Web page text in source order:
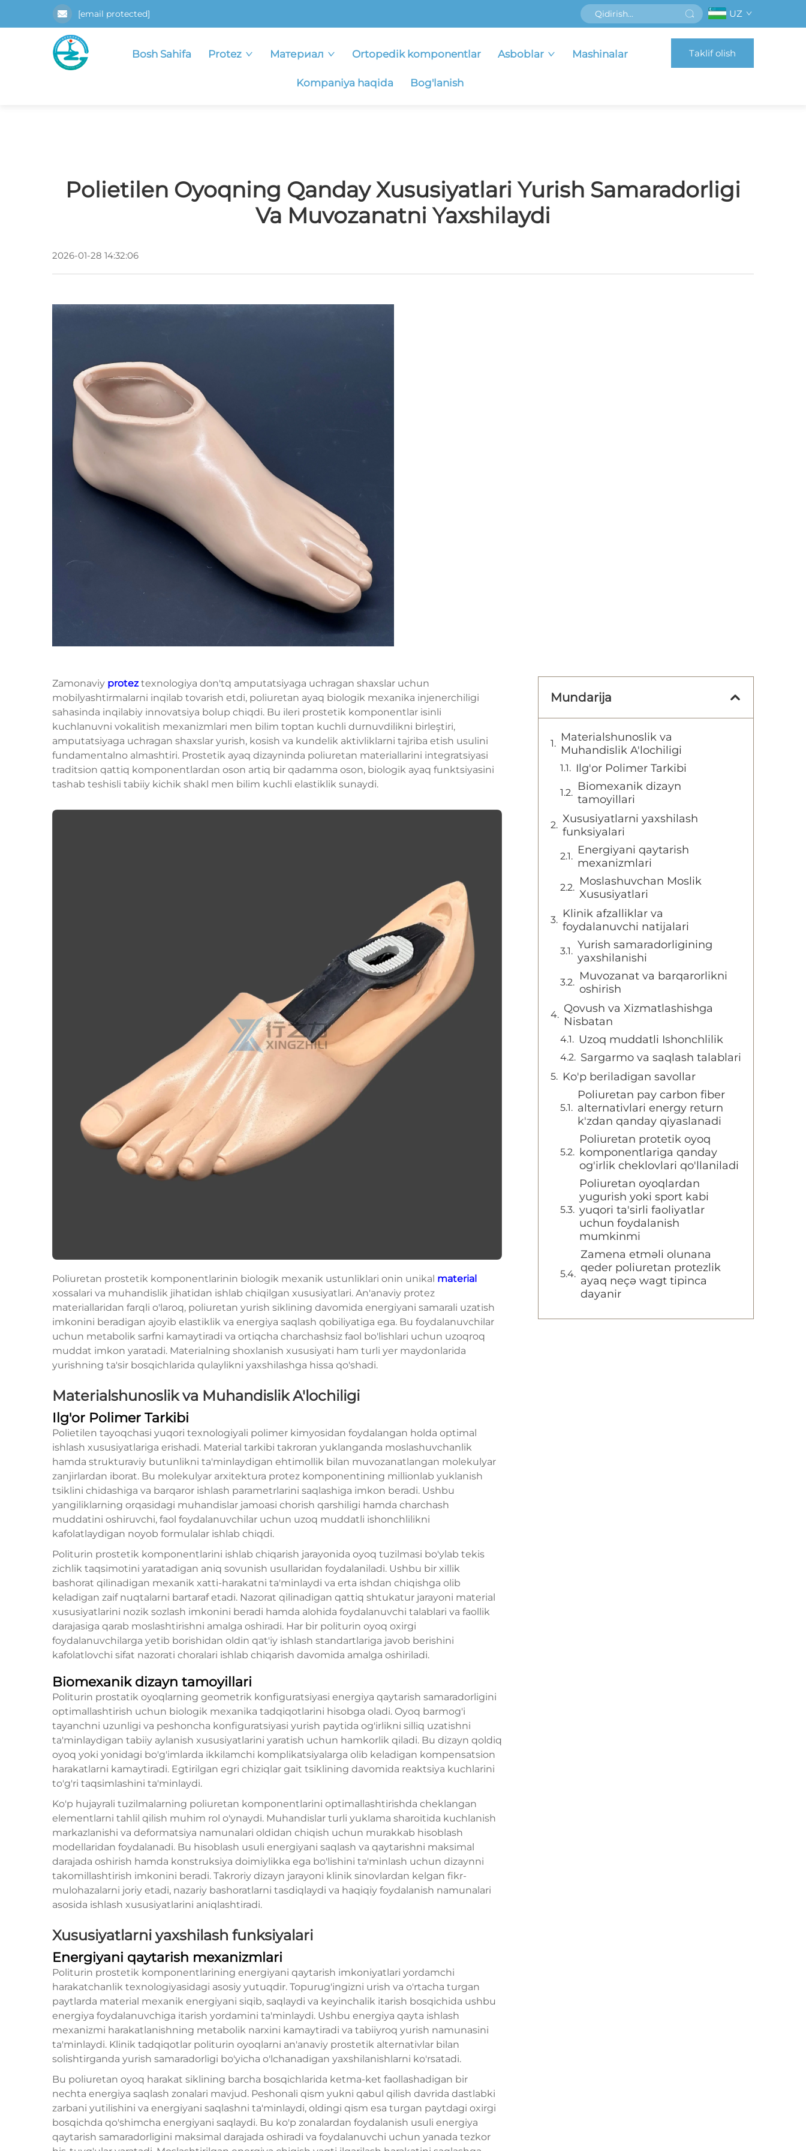
[email protected] UZ
Bosh Sahifa Protez Материал Ortopedik komponentlar Asboblar Mashinalar
Kompaniya haqida Bog'lanish
Taklif olish
Polietilen Oyoqning Qanday Xususiyatlari Yurish Samaradorligi
Va Muvozanatni Yaxshilaydi
2026-01-28 14:32:06
Zamonaviy proteztexnologiya don'tq amputatsiyaga uchragan shaxslar uchun
mobilyashtirmalarni inqilab tovarish etdi, poliuretan ayaq biologik mexanika injenerchiligi
sahasinda inqilabiy innovatsiya bolup chiqdi. Bu ileri prostetik komponentlar isinli
kuchlanuvni vokalitish mexanizmlari men bilim toptan kuchli durnuvdilikni birleştiri,
amputatsiyaga uchragan shaxslar yurish, kosish va kundelik aktivliklarni tajriba etish usulini
fundamentalno almashtiri. Prostetik ayaq dizayninda poliuretan materiallarini integratsiyasi
traditsion qattiq komponentlardan oson artiq bir qadamma oson, biologik ayaq funktsiyasini
tashab teshisli tabiiy kichik shakl men bilim kuchli elastiklik sunaydi.
Poliuretan prostetik komponentlarinin biologik mexanik ustunliklari onin unikal material
xossalari va muhandislik jihatidan ishlab chiqilgan xususiyatlari. An'anaviy protez
materiallaridan farqli o'laroq, poliuretan yurish siklining davomida energiyani samarali uzatish
imkonini beradigan ajoyib elastiklik va energiya saqlash qobiliyatiga ega. Bu foydalanuvchilar
uchun metabolik sarfni kamaytiradi va ortiqcha charchashsiz faol bo'lishlari uchun uzoqroq
muddat imkon yaratadi. Materialning shoxlanish xususiyati ham turli yer maydonlarida
yurishning ta'sir bosqichlarida qulaylikni yaxshilashga hissa qo'shadi.
Materialshunoslik va Muhandislik A'lochiligi
Ilg'or Polimer Tarkibi
Polietilen tayoqchasi yuqori texnologiyali polimer kimyosidan foydalangan holda optimal
ishlash xususiyatlariga erishadi. Material tarkibi takroran yuklanganda moslashuvchanlik
hamda strukturaviy butunlikni ta'minlaydigan ehtimollik bilan muvozanatlangan molekulyar
zanjirlardan iborat. Bu molekulyar arxitektura protez komponentining millionlab yuklanish
tsiklini chidashiga va barqaror ishlash parametrlarini saqlashiga imkon beradi. Ushbu
yangiliklarning orqasidagi muhandislar jamoasi chorish qarshiligi hamda charchash
muddatini oshiruvchi, faol foydalanuvchilar uchun uzoq muddatli ishonchlilikni
kafolatlaydigan noyob formulalar ishlab chiqdi.
Politurin prostetik komponentlarini ishlab chiqarish jarayonida oyoq tuzilmasi bo'ylab tekis
zichlik taqsimotini yaratadigan aniq sovunish usullaridan foydalaniladi. Ushbu bir xillik
bashorat qilinadigan mexanik xatti-harakatni ta'minlaydi va erta ishdan chiqishga olib
keladigan zaif nuqtalarni bartaraf etadi. Nazorat qilinadigan qattiq shtukatur jarayoni material
xususiyatlarini nozik sozlash imkonini beradi hamda alohida foydalanuvchi talablari va faollik
darajasiga qarab moslashtirishni amalga oshiradi. Har bir politurin oyoq oxirgi
foydalanuvchilarga yetib borishidan oldin qat'iy ishlash standartlariga javob berishini
kafolatlovchi sifat nazorati choralari ishlab chiqarish davomida amalga oshiriladi.
Biomexanik dizayn tamoyillari
Politurin prostatik oyoqlarning geometrik konfiguratsiyasi energiya qaytarish samaradorligini
optimallashtirish uchun biologik mexanika tadqiqotlarini hisobga oladi. Oyoq barmog'i
tayanchni uzunligi va peshoncha konfiguratsiyasi yurish paytida og'irlikni silliq uzatishni
ta'minlaydigan tabiiy aylanish xususiyatlarini yaratish uchun hamkorlik qiladi. Bu dizayn qoldiq
oyoq yoki yonidagi bo'g'imlarda ikkilamchi komplikatsiyalarga olib keladigan kompensatsion
harakatlarni kamaytiradi. Egtirilgan egri chiziqlar gait tsiklining davomida reaktsiya kuchlarini
to'g'ri taqsimlashini ta'minlaydi.
Ko'p hujayrali tuzilmalarning poliuretan komponentlarini optimallashtirishda cheklangan
elementlarni tahlil qilish muhim rol o'ynaydi. Muhandislar turli yuklama sharoitida kuchlanish
markazlanishi va deformatsiya namunalari oldidan chiqish uchun murakkab hisoblash
modellaridan foydalanadi. Bu hisoblash usuli energiyani saqlash va qaytarishni maksimal
darajada oshirish hamda konstruksiya doimiylikka ega bo'lishini ta'minlash uchun dizaynni
takomillashtirish imkonini beradi. Takroriy dizayn jarayoni klinik sinovlardan kelgan fikr-
mulohazalarni joriy etadi, nazariy bashoratlarni tasdiqlaydi va haqiqiy foydalanish namunalari
asosida ishlash xususiyatlarini aniqlashtiradi.
Xususiyatlarni yaxshilash funksiyalari
Energiyani qaytarish mexanizmlari
Politurin prostetik komponentlarining energiyani qaytarish imkoniyatlari yordamchi
harakatchanlik texnologiyasidagi asosiy yutuqdir. Topurug'ingizni urish va o'rtacha turgan
paytlarda material mexanik energiyani siqib, saqlaydi va keyinchalik itarish bosqichida ushbu
energiya foydalanuvchiga itarish yordamini ta'minlaydi. Ushbu energiya qayta ishlash
mexanizmi harakatlanishning metabolik narxini kamaytiradi va tabiiyroq yurish namunasini
ta'minlaydi. Klinik tadqiqotlar politurin oyoqlarni an'anaviy prostetik alternativlar bilan
solishtirganda yurish samaradorligi bo'yicha o'lchanadigan yaxshilanishlarni ko'rsatadi.
Bu poliuretan oyoq harakat siklining barcha bosqichlarida ketma-ket faollashadigan bir
nechta energiya saqlash zonalari mavjud. Peshonali qism yukni qabul qilish davrida dastlabki
zarbani yutilishini va energiyani saqlashni ta'minlaydi, oldingi qism esa turgan paytdagi oxirgi
bosqichda qo'shimcha energiyani saqlaydi. Bu ko'p zonalardan foydalanish usuli energiya
qaytarish samaradorligini maksimal darajada oshiradi va foydalanuvchi uchun yanada tezkor
Mundarija
Materialshunoslik va
Muhandislik A'lochiligi
Ilg'or Polimer Tarkibi
Biomexanik dizayn
tamoyillari
Xususiyatlarni yaxshilash
funksiyalari
Energiyani qaytarish
mexanizmlari
Moslashuvchan Moslik
Xususiyatlari
Klinik afzalliklar va
foydalanuvchi natijalari
Yurish samaradorligining
yaxshilanishi
Muvozanat va barqarorlikni
oshirish
Qovush va Xizmatlashishga
Nisbatan
Uzoq muddatli Ishonchlilik
Sargarmo va saqlash talablari
Ko'p beriladigan savollar
Poliuretan pay carbon fiber
alternativlari energy return
k'zdan qanday qiyaslanadi
Poliuretan protetik oyoq
komponentlariga qanday
og'irlik cheklovlari qo'llaniladi
Poliuretan oyoqlardan
yugurish yoki sport kabi
yuqori ta'sirli faoliyatlar
uchun foydalanish
mumkinmi
Zamena etməli olunana
qeder poliuretan protezlik
ayaq neçə wagt tipinca
dayanir